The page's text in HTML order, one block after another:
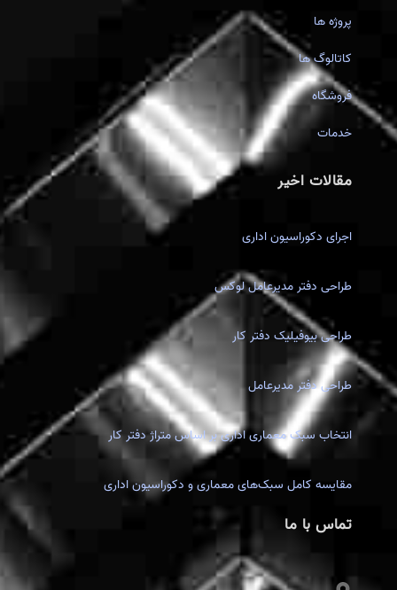
پروژه ها
کاتالوگ ها
فروشگاه
خدمات
مقالات اخیر
اجرای دکوراسیون اداری
طراحی دفتر مدیرعامل لوکس
طراحی بیوفیلیک دفتر کار
طراحی دفتر مدیرعامل
انتخاب سبک معماری اداری بر اساس متراژ دفتر کار
مقایسه کامل سبک‌های معماری و دکوراسیون اداری
تماس با ما